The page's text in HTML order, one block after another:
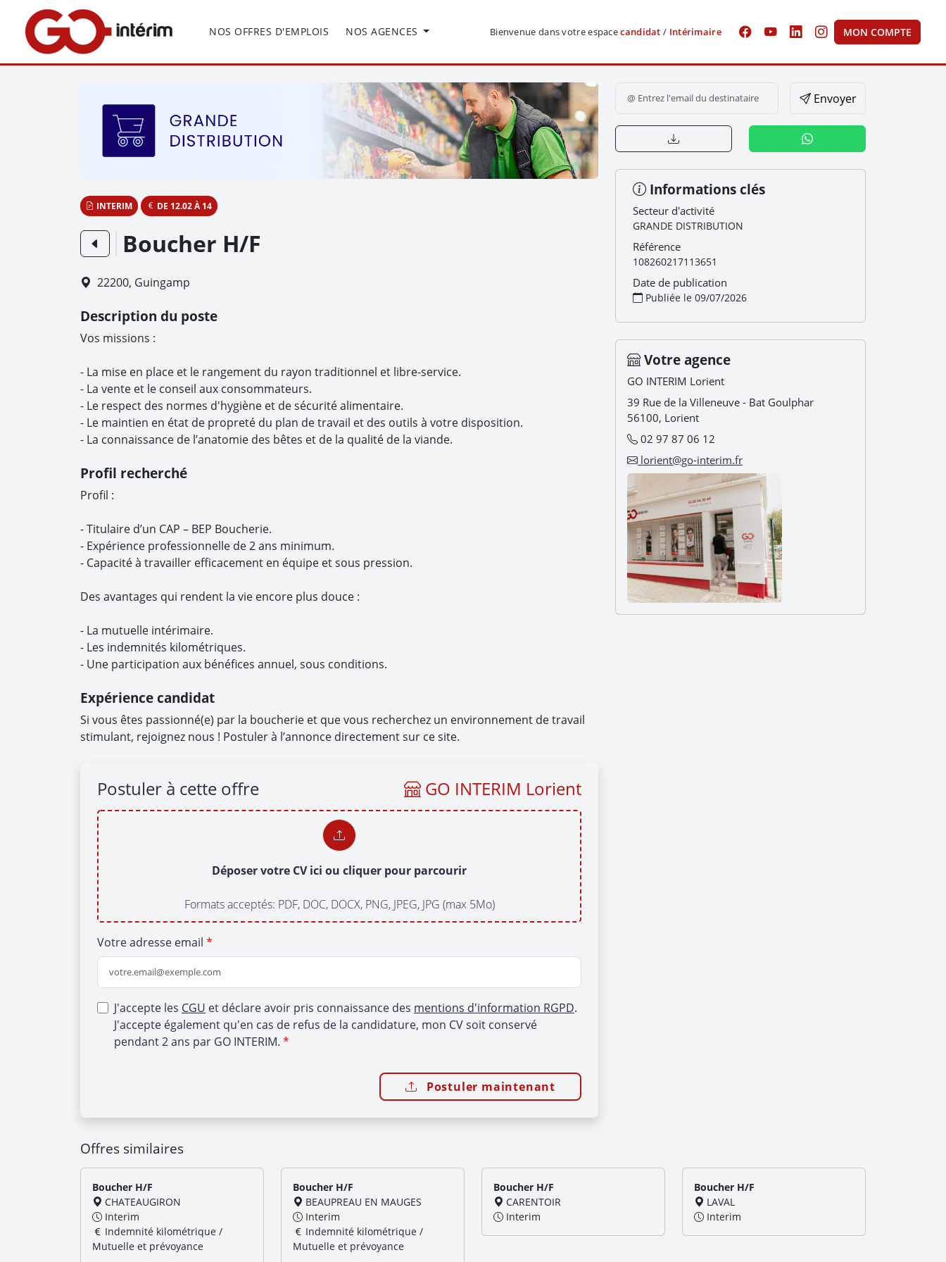
Panneau de gestion des cookies
NOS OFFRES D'EMPLOIS NOS AGENCES Bienvenue dans votre espacecandidat / Intérimaire MON COMPTE
INTERIM DE 12.02 À 14
Boucher H/F
22200, Guingamp
Description du poste
Vos missions :
- La mise en place et le rangement du rayon traditionnel et libre-service.
- La vente et le conseil aux consommateurs.
- Le respect des normes d'hygiène et de sécurité alimentaire.
- Le maintien en état de propreté du plan de travail et des outils à votre disposition.
- La connaissance de l’anatomie des bêtes et de la qualité de la viande.
Profil recherché
Profil :
- Titulaire d’un CAP – BEP Boucherie.
- Expérience professionnelle de 2 ans minimum.
- Capacité à travailler efficacement en équipe et sous pression.
Des avantages qui rendent la vie encore plus douce :
- La mutuelle intérimaire.
- Les indemnités kilométriques.
- Une participation aux bénéfices annuel, sous conditions.
Expérience candidat
Si vous êtes passionné(e) par la boucherie et que vous recherchez un environnement de travail
stimulant, rejoignez nous ! Postuler à l’annonce directement sur ce site.
Postuler à cette offre GO INTERIM Lorient
Déposer votre CV ici ou cliquer pour parcourir
Formats acceptés: PDF, DOC, DOCX, PNG, JPEG, JPG (max 5Mo)
Votre adresse email
J'accepte les CGU et déclare avoir pris connaissance des mentions d'information RGPD.
J'accepte également qu'en cas de refus de la candidature, mon CV soit conservé
pendant 2 ans par GO INTERIM.
Postuler maintenant
Envoyer
Informations clés
Secteur d'activité
GRANDE DISTRIBUTION
Référence
108260217113651
Date de publication
Publiée le 09/07/2026
Votre agence
GO INTERIM Lorient
39 Rue de la Villeneuve - Bat Goulphar
56100, Lorient
02 97 87 06 12
lorient@go-interim.fr
Offres similaires
Boucher H/F
CHATEAUGIRON
Interim
Indemnité kilométrique /
Mutuelle et prévoyance
Boucher H/F
BEAUPREAU EN MAUGES
Interim
Indemnité kilométrique /
Mutuelle et prévoyance
Boucher H/F
CARENTOIR
Interim
Boucher H/F
LAVAL
Interim